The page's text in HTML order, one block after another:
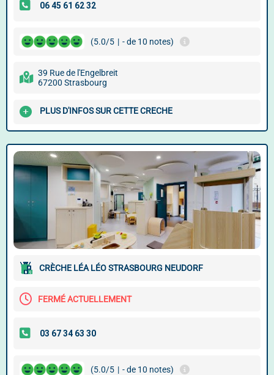
(5.0/5 | - de 10 notes)
39 Rue de l'Engelbreit
67200 Strasbourg
PLUS D'INFOS SUR CETTE CRECHE
CRÈCHE LÉA LÉO STRASBOURG NEUDORF
FERMÉ ACTUELLEMENT
(5.0/5 | - de 10 notes)